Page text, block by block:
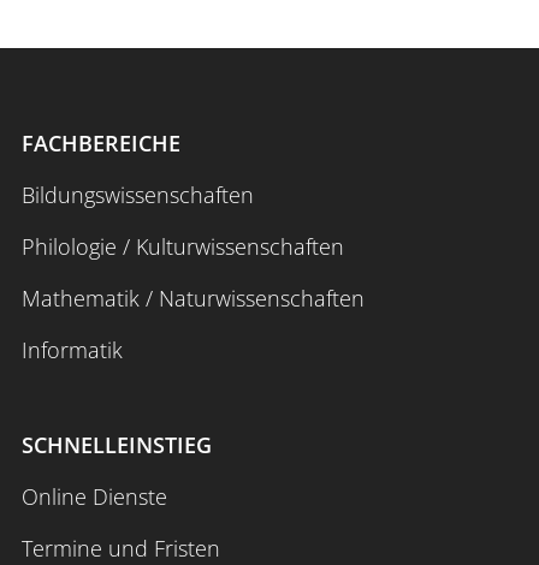
FACHBEREICHE
Bildungswissenschaften
Philologie / Kulturwissenschaften
Mathematik / Naturwissenschaften
Informatik
SCHNELLEINSTIEG
Online Dienste
Termine und Fristen